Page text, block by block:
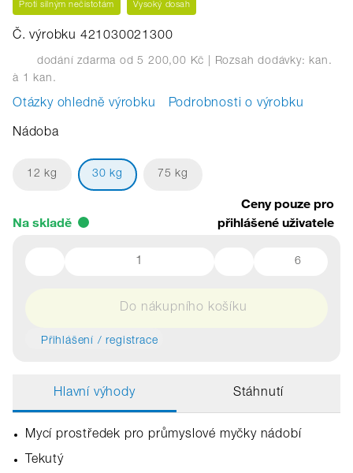
Proti silným nečistotám Vysoký dosah
Č. výrobku 421030021300
dodání zdarma od 5 200,00 Kč | Rozsah dodávky: kan.
à 1 kan.
Otázky ohledně výrobku Podrobnosti o výrobku
Nádoba
12 kg 30 kg 75 kg
Na skladě
Ceny pouze pro
přihlášené uživatele
6
Do nákupního košíku
Přihlášení / registrace
Hlavní výhody Stáhnutí
Mycí prostředek pro průmyslové myčky nádobí
Tekutý